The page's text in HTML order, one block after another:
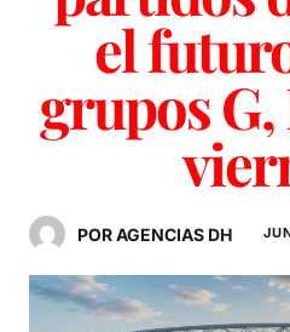
el
grupos G,
POR AGENCIAS DH